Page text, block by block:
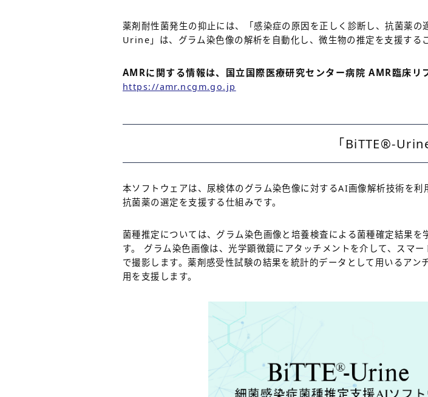
薬剤耐性菌発生の抑止には、「感染症の原因を正しく診断し、抗菌薬
Urine」は、グラム染色像の解析を自動化し、微生物の推定を支援する
AMRに関する情報は、国立国際医療研究センター病院 AMR臨床
https://amr.ncgm.go.jp
「BiTTE®-
本ソフトウェアは、尿検体のグラム染色像に対するAI画像解析技術を
抗菌薬の選定を支援する仕組みです。
菌種推定については、グラム染色画像と培養検査による菌種確定結果
す。 グラム染色画像は、光学顕微鏡にアタッチメントを介して、スマ
で撮影します。薬剤感受性試験の結果を統計的データとして用いるア
用を支援します。